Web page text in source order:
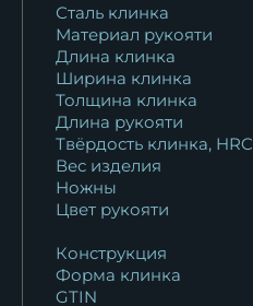
Сталь клинка
Материал рукояти
Длина клинка
Ширина клинка
Толщина клинка
Длина рукояти
Твёрдость клинка, HRC
Вес изделия
Ножны
Цвет рукояти
Конструкция
Форма клинка
GTIN